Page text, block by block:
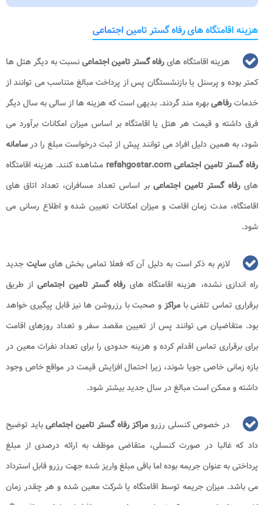
هزینه اقامتگاه های رفاه گستر تامین اجتماعی
هزینه اقامتگاه هایرفاه گستر تامین اجتماعینسبت به دیگر هتل ها
کمتر بوده و پرسنل یا بازنشستگان پس از پرداخت مبالغ متناسب می توانند از
خدماترفاهیبهره مند گردند. بدیهی است که هزینه ها از سالی به سال دیگر
فرق داشته و قیمت هر هتل یا اقامتگاه بر اساس میزان امکانات برآورد می
شود، به همین دلیل افراد می توانند پیش از ثبت درخواست مبلغ را درسامانه
رفاه گستر تامین اجتماعی refahgostar.com
مشاهده کنند. هزینه اقامتگاه
هایرفاه گستر تامین اجتماعیبر اساس تعداد مسافران، تعداد اتاق های
اقامتگاه، مدت زمان اقامت و میزان امکانات تعیین شده و اطلاع رسانی می
شود.
لازم به ذکر است به دلیل آن که فعلا تمامی بخش هایسایت جدید
راه اندازی نشده، هزینه اقامتگاه هایرفاه گستر تامین اجتماعیاز طریق
برقراری تماس تلفنی بامراکزو صحبت با رزروشن ها نیز قابل پیگیری خواهد
بود. متقاضیان می توانند پس از تعیین مقصد سفر و تعداد روزهای اقامت
برای برقراری تماس اقدام کرده و هزینه حدودی را برای تعداد نفرات معین در
بازه زمانی خاصی جویا شوند، زیرا احتمال افزایش قیمت در مواقع خاص وجود
داشته و ممکن است مبالغ در سال جدید بیشتر شود.
در خصوص کنسلی رزرو مراکز رفاه گستر تامین اجتماعیباید توضیح
داد که غالبا در صورت کنسلی، متقاضی موظف به ارائه درصدی از مبلغ
پرداختی به عنوان جریمه بوده اما باقی مبلغ واریز شده جهت رزرو قابل استرداد
می باشد. میزان جریمه توسط اقامتگاه یا شرکت معین شده و هر چقدر زمان